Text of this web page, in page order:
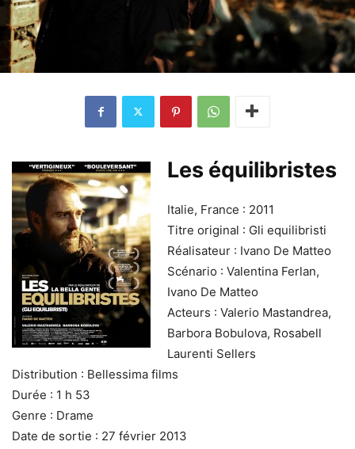
Les équilibristes
Italie, France : 2011
Titre original : Gli equilibristi
Réalisateur : Ivano De Matteo
Scénario : Valentina Ferlan,
Ivano De Matteo
Acteurs : Valerio Mastandrea,
Barbora Bobulova, Rosabell
Laurenti Sellers
Distribution : Bellessima films
Durée : 1 h 53
Genre : Drame
Date de sortie : 27 février 2013